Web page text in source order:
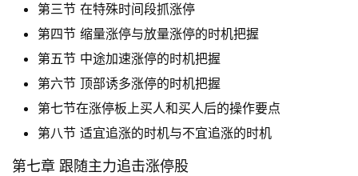
第三节 在特殊时间段抓涨停
第四节 缩量涨停与放量涨停的时机把握
第五节 中途加速涨停的时机把握
第六节 顶部诱多涨停的时机把握
第七节在涨停板上买人和买人后的操作要点
第八节 适宜追涨的时机与不宜追涨的时机
第七章 跟随主力追击涨停股